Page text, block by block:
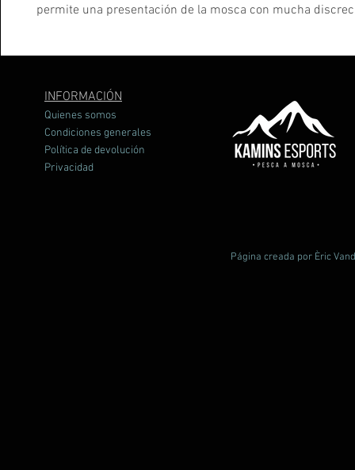
permite una presentación de la mosca con mucha
INFORMACIÓN
Quienes somos
Condiciones generales
Política de devolución
Privacidad
Página creada por Èric